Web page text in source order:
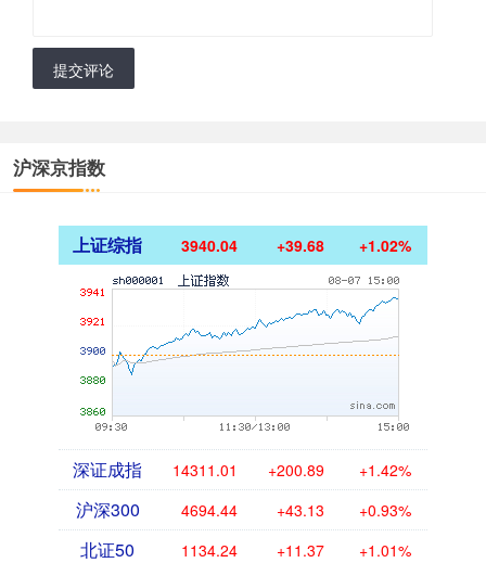
提交评论
沪深京指数
上证综指 3940.04 +39.68 +1.02%
深证成指 14311.01 +200.89 +1.42%
沪深300 4694.44 +43.13 +0.93%
北证50 1134.24 +11.37 +1.01%